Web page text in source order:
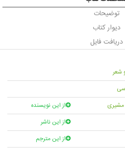
توضیحات
دیوار کتاب
دریافت فایل
شعر
مشیری
از این نویسنده
از این ناشر
از این مترجم